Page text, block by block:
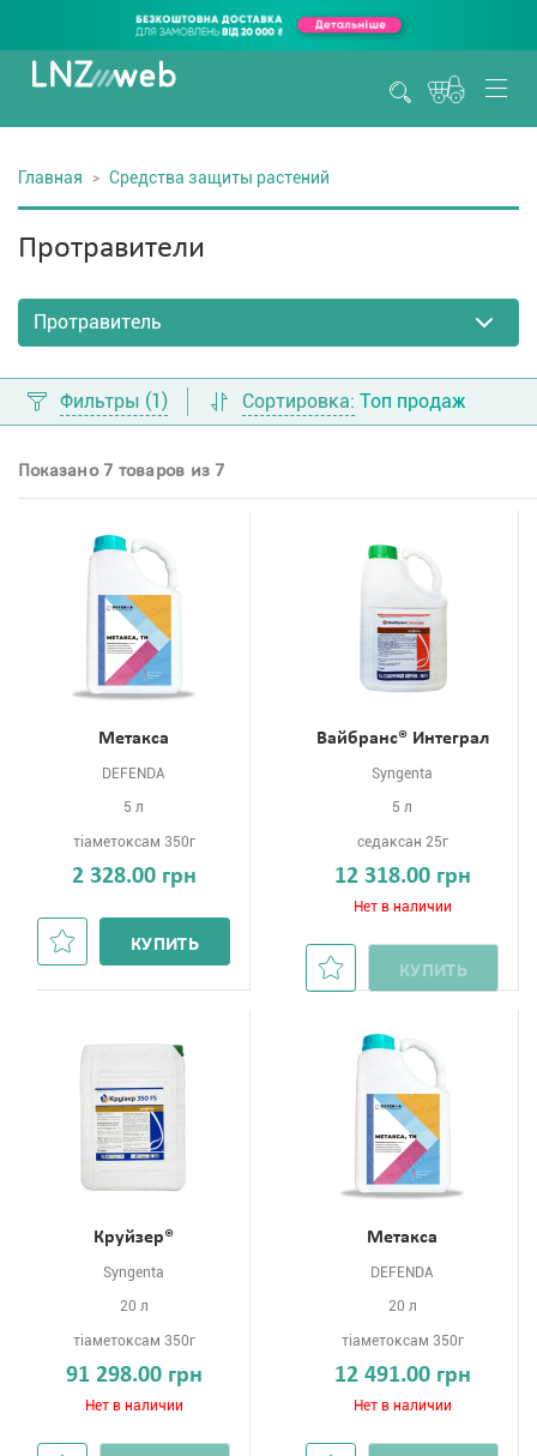
Главная Средства защиты растений
Протравители
Фильтры (1) Сортировка: Топ продаж
Показано 7 товаров из 7
Метакса
DEFENDA
5 л
тіаметоксам 350г
2 328.00 грн
КУПИТЬ
Вайбранс® Интеграл
Syngenta
5 л
седаксан 25г
12 318.00 грн
Нет в наличии
КУПИТЬ
Круйзер®
Syngenta
20 л
тіаметоксам 350г
91 298.00 грн
Нет в наличии
Метакса
DEFENDA
20 л
тіаметоксам 350г
12 491.00 грн
Нет в наличии